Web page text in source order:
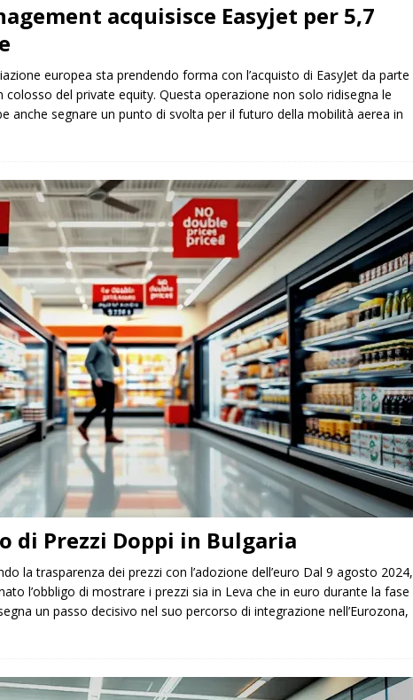
acquisisce Easyjet per 5,7
europea sta prendendo forma con l’acquisto di EasyJet da parte
del private equity. Questa operazione non solo ridisegna le
anche segnare un punto di svolta per il futuro della mobilità aerea in
di Prezzi Doppi in Bulgaria
la trasparenza dei prezzi con l’adozione dell’euro Dal 9 agosto 2024,
l’obbligo di mostrare i prezzi sia in Leva che in euro durante la fase
un passo decisivo nel suo percorso di integrazione nell’Eurozona,